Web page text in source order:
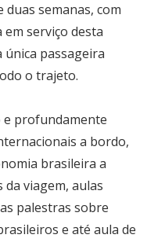
semanas, com
serviço desta
única passageira
o trajeto.
e profundamente
a bordo,
brasileira a
viagem, aulas
palestras sobre
e até aula de